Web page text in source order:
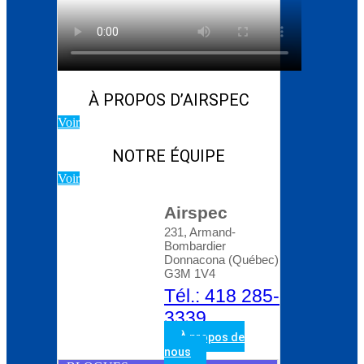
Blog d’Atlas Copco:
Comment choisir le bon
compresseur rotatif à
vis
À PROPOS D’AIRSPEC
Voir
NOTRE ÉQUIPE
Voir
Airspec
231, Armand-
Bombardier
Donnacona (Québec)
G3M 1V4
Tél.: 418 285-
3339
À propos de
nous